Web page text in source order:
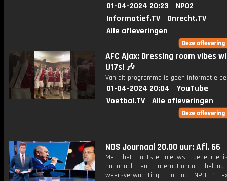
01-04-2024 20:23
NPO2
Informatief.TV
Onrecht.TV
Alle afleveringen
AFC Ajax: Dressing room vibes
U17s! 🎶
Van dit programma is geen informatie
01-04-2024 20:04
YouTube
Voetbal.TV
Alle afleveringen
NOS Journaal 20.00 uur: Afl. 66
Met het laatste nieuws,
nationaal en internationaal
weersverwachting. En op NPO 1